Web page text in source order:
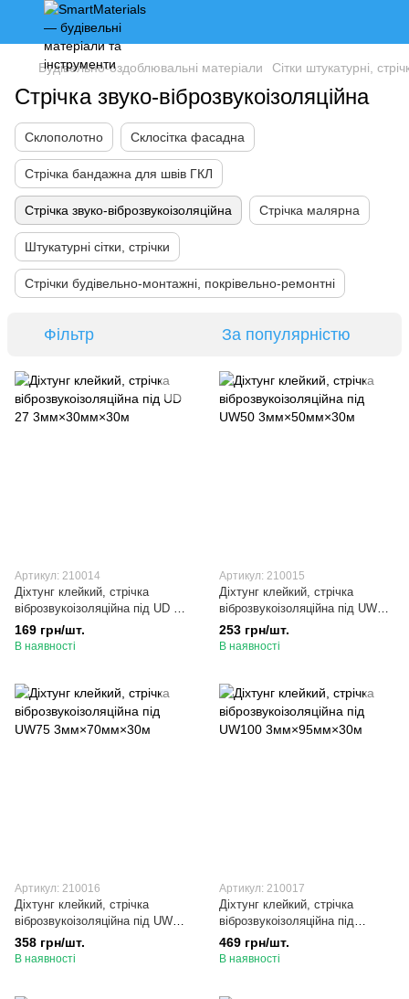
Будівельно-оздоблювальні матеріали Сітки штукатурні,
Стрічка звуко-віброзвукоізоляційна
Склополотно Склосітка фасадна
Стрічка бандажна для швів ГКЛ
Стрічка звуко-віброзвукоізоляційна Стрічка малярна
Штукатурні сітки, стрічки
Стрічки будівельно-монтажні, покрівельно-ремонтні
Фільтр За популярністю
Артикул: 210014
Діхтунг клейкий, стрічка
віброзвукоізоляційна під UD 27
3мм×30мм×30м
169 грн/шт.
В наявності
Артикул: 210015
Діхтунг клейкий, стрічка
віброзвукоізоляційна під UW50
3мм×50мм×30м
253 грн/шт.
В наявності
Артикул: 210016
Діхтунг клейкий, стрічка
віброзвукоізоляційна під UW75
3мм×70мм×30м
358 грн/шт.
В наявності
Артикул: 210017
Діхтунг клейкий, стрічка
віброзвукоізоляційна під
UW100 3мм×95мм×30м
469 грн/шт.
В наявності